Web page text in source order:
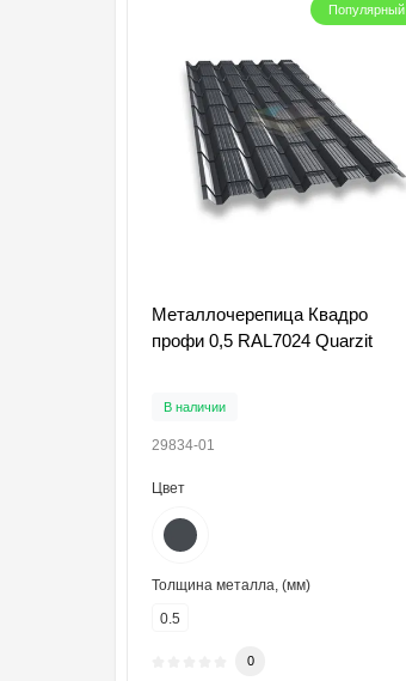
Популярный
Металлочерепица Квадро
профи 0,5 RAL7024 Quarzit
В наличии
29834-01
Цвет
Толщина металла, (мм)
0.5
0